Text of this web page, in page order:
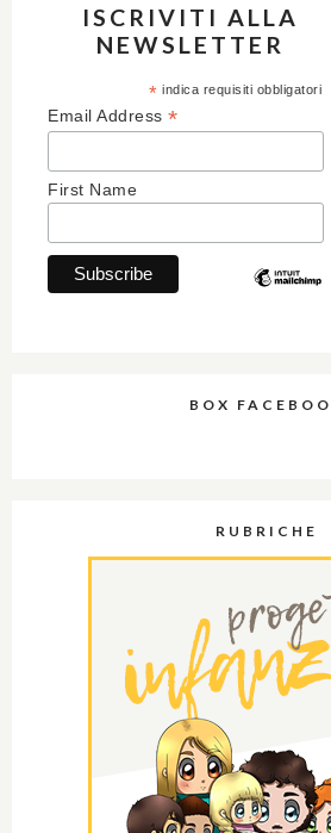
ISCRIVITI ALLA
NEWSLETTER
* indica requisiti obbligatori
Email Address *
First Name
BOX
RUBRICHE